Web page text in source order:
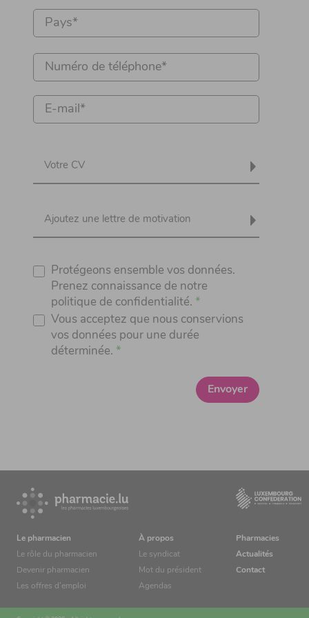
Votre CV
Ajoutez une lettre de motivation
Protégeons ensemble vos données.
Prenez connaissance de notre
politique de confidentialité.
Vous acceptez que nous conservions
vos données pour une durée
déterminée.
Envoyer
Le pharmacien
Le rôle du pharmacien
Devenir pharmacien
Les offres d’emploi
À propos
Le syndicat
Mot du président
Agendas
Pharmacies
Actualités
Contact